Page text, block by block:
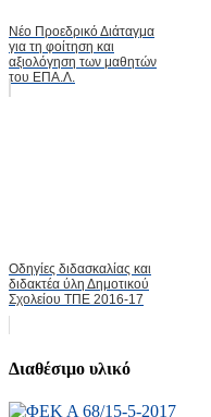
Νέο Προεδρικό Διάταγμα
για τη φοίτηση και
αξιολόγηση των μαθητών
του ΕΠΑ.Λ.
Οδηγίες διδασκαλίας και
διδακτέα ύλη Δημοτικού
Σχολείου ΤΠΕ 2016-17
Διαθέσιμο υλικό